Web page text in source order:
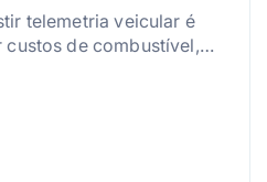
telemetria veicular é
de combustível,